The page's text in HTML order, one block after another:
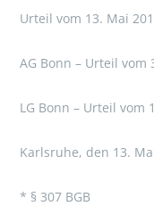
Urteil vom 13. Mai
AG Bonn – Urteil vom
LG Bonn – Urteil vom
Karlsruhe, den 13.
* § 307 BGB